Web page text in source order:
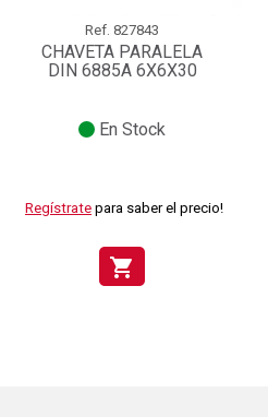
Ref. 827843
CHAVETA PARALELA
DIN 6885A 6X6X30
En Stock
Regístrate para saber el precio!
shopping_cart